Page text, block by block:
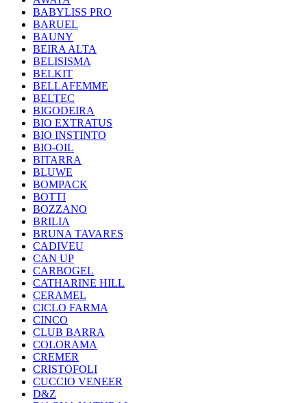
BABYLISS PRO
BARUEL
BAUNY
BEIRA ALTA
BELISISMA
BELKIT
BELLAFEMME
BELTEC
BIGODEIRA
BIO EXTRATUS
BIO INSTINTO
BIO-OIL
BITARRA
BLUWE
BOMPACK
BOTTI
BOZZANO
BRILIA
BRUNA TAVARES
CADIVEU
CAN UP
CARBOGEL
CATHARINE HILL
CERAMEL
CICLO FARMA
CINCO
CLUB BARRA
COLORAMA
CREMER
CRISTOFOLI
CUCCIO VENEER
D&Z